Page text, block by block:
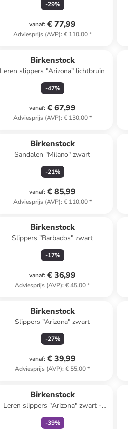
-29%
vanaf: € 77,99
Adviesprijs (AVP): € 110,00*
Birkenstock
Leren slippers "Arizona" lichtbruin
-47%
vanaf: € 67,99
Adviesprijs (AVP): € 130,00*
Birkenstock
Sandalen "Milano" zwart
-21%
vanaf: € 85,99
Adviesprijs (AVP): € 110,00*
Birkenstock
Slippers "Barbados" zwart
-17%
vanaf: € 36,99
Adviesprijs (AVP): € 45,00*
Birkenstock
Slippers "Arizona" zwart
-27%
vanaf: € 39,99
Adviesprijs (AVP): € 55,00*
Birkenstock
Leren slippers "Arizona" zwart -
wijdte S
-39%